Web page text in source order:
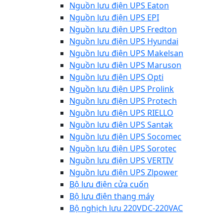
Nguồn lưu điện UPS Eaton
Nguồn lưu điện UPS EPI
Nguồn lưu điện UPS Fredton
Nguồn lưu điện UPS Hyundai
Nguồn lưu điện UPS Makelsan
Nguồn lưu điện UPS Maruson
Nguồn lưu điện UPS Opti
Nguồn lưu điện UPS Prolink
Nguồn lưu điện UPS Protech
Nguồn lưu điện UPS RIELLO
Nguồn lưu điện UPS Santak
Nguồn lưu điện UPS Socomec
Nguồn lưu điện UPS Sorotec
Nguồn lưu điện UPS VERTIV
Nguồn lưu điện UPS Zlpower
Bộ lưu điện cửa cuốn
Bộ lưu điện thang máy
Bộ nghịch lưu 220VDC-220VAC